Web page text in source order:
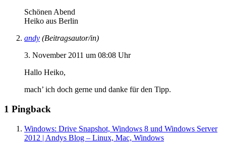
Schönen Abend
Heiko aus Berlin
andy (Beitragsautor/in)
3. November 2011 um 08:08 Uhr
Hallo Heiko,
mach’ ich doch gerne und danke für den Tipp.
1 Pingback
Windows: Drive Snapshot, Windows 8 und Windows Server
2012 | Andys Blog – Linux, Mac, Windows